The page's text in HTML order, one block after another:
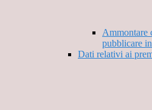
Ammontare
pubblicare
Dati relativi ai